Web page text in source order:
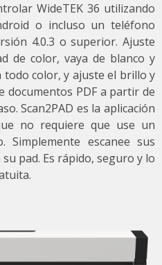
WideTEK 36 utilizando
o incluso un teléfono
4.0.3 o superior. Ajuste
de color, vaya de blanco y
todo color, y ajuste el brillo y
documentos PDF a partir de
Scan2PAD es la aplicación
no requiere que use un
escanee sus
pad. Es rápido, seguro y lo